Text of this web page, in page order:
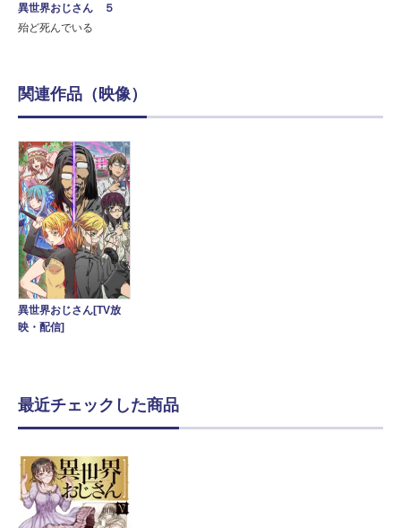
異世界おじさん ５
殆ど死んでいる
関連作品（映像）
異世界おじさん[TV放
映・配信]
最近チェックした商品